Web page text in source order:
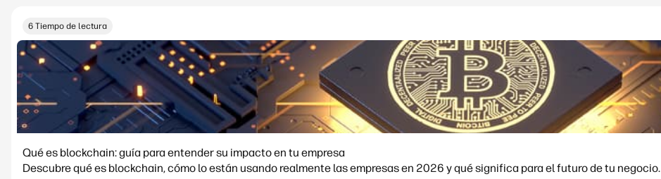
6 Tiempo de lectura
Qué es blockchain: guía para entender su impacto en tu empresa
Descubre qué es blockchain, cómo lo están usando realmente las empresas en 2026 y qué significa para el futuro de tu negocio.